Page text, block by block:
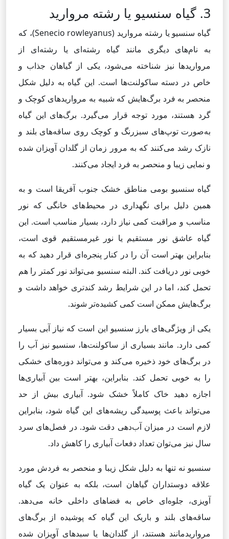
3. گیاه سنسیو یا رشته مروارید
گیاه سنسیو یا رشته مروارید (Senecio rowleyanus)، که
به نام‌های دیگری مانند گیاه رشته‌ای یا رشته‌ای از
مرواریدها نیز شناخته می‌شود، یکی از گیاهان جذاب و
خاص در دسته ساکولنت‌ها است. این گیاه به دلیل شکل
منحصر به فرد برگ‌هایش که شبیه به مرواریدهای کوچک و
گرد هستند، مورد توجه قرار می‌گیرد. برگ‌های این گیاه
به‌صورت توپ‌های سبزرنگ و کوچک روی ساقه‌های بلند و
نازک رشد می‌کنند که به مرور زمان از گلدان آویزان شده
و نمایی زیبا و منحصر به فرد ایجاد می‌کنند.
گیاه سنسیو بومی مناطق خشک جنوب آفریقا است و به
همین دلیل برای نگهداری در محیط‌های خانگی که نور
مناسب و مراقبت کمی نیاز دارد، بسیار مناسب است. این
گیاه عاشق نور مستقیم یا نور غیرمستقیم قوی است،
بنابراین بهتر است آن را در کنار پنجره‌ای قرار دهید که به
خوبی نور دریافت کند. البته سنسیو می‌تواند نور کمتر را هم
تحمل کند، اما در این شرایط رشد کندتری خواهد داشت و
برگ‌هایش ممکن است کمی کشیده‌تر شوند.
یکی از ویژگی‌های بارز سنسیو این است که نیاز آبی بسیار
کمی دارد. مانند بسیاری از ساکولنت‌ها، سنسیو نیز آب را
در برگ‌های خود ذخیره می‌کند و می‌تواند دوره‌های خشکی
را به خوبی تحمل کند. بنابراین، بهتر است بین آبیاری‌ها
اجازه دهید خاک کاملاً خشک شود. آبیاری بیش از حد
می‌تواند باعث پوسیدگی ریشه‌های این گیاه شود، بنابراین
لازم است در میزان آب‌دهی دقت شود. در فصل‌های سرد
سال نیز می‌توان تعداد دفعات آبیاری را کاهش داد.
سنسیو نه تنها به دلیل شکل زیبا و منحصر به فردش مورد
علاقه دوستداران گیاهان است، بلکه به عنوان یک گیاه
آویزی، جلوه‌ای خاص به فضاهای داخلی خانه می‌دهد.
ساقه‌های بلند و باریک این گیاه که پوشیده از برگ‌های
مرواریدمانند هستند، از گلدان‌ها یا سبدهای آویزان شده